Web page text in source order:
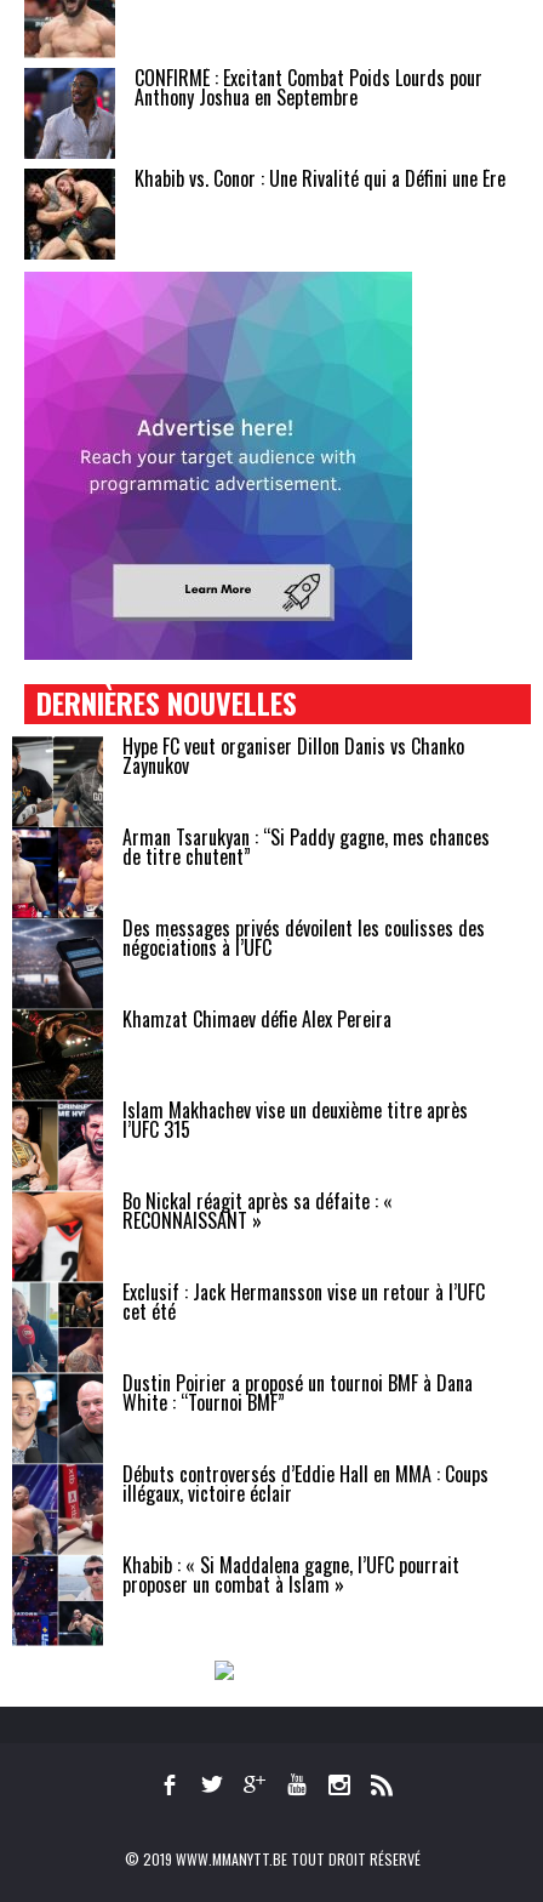
CONFIRMÉ : Excitant Combat Poids Lourds pour
Anthony Joshua en Septembre
Khabib vs. Conor : Une Rivalité qui a Défini une Ère
DERNIÈRES NOUVELLES
Hype FC veut organiser Dillon Danis vs Chanko
Zaynukov
Arman Tsarukyan : “Si Paddy gagne, mes chances
de titre chutent”
Des messages privés dévoilent les coulisses des
négociations à l’UFC
Khamzat Chimaev défie Alex Pereira
Islam Makhachev vise un deuxième titre après
l’UFC 315
Bo Nickal réagit après sa défaite : «
RECONNAISSANT »
Exclusif : Jack Hermansson vise un retour à l’UFC
cet été
Dustin Poirier a proposé un tournoi BMF à Dana
White : “Tournoi BMF”
Débuts controversés d’Eddie Hall en MMA : Coups
illégaux, victoire éclair
Khabib : « Si Maddalena gagne, l’UFC pourrait
proposer un combat à Islam »
© 2019 WWW.MMANYTT.BE TOUT DROIT RÉSERVÉ